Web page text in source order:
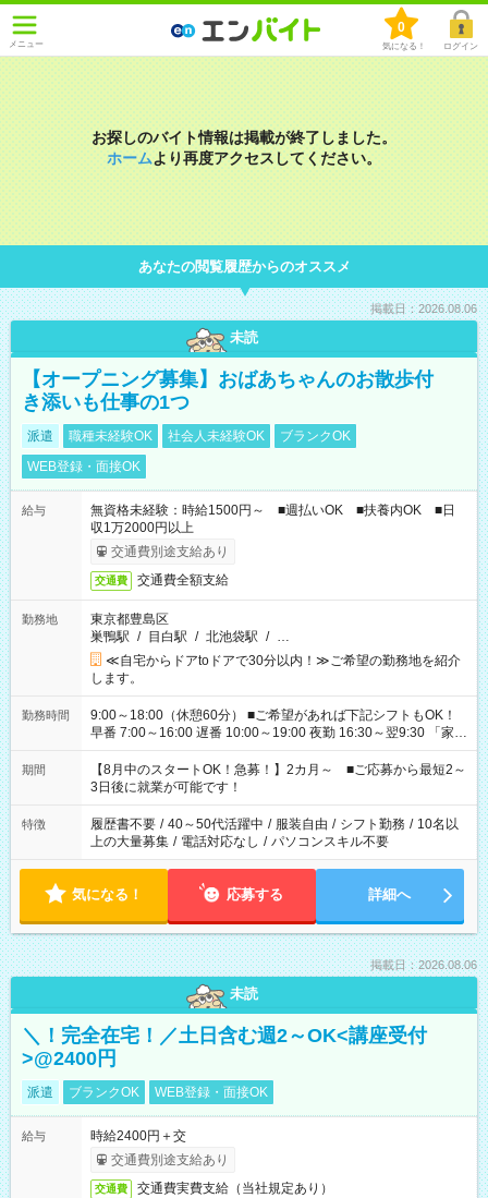
メニュー
0
気になる！ ログイン
お探しのバイト情報は掲載が終了しました。
ホームより再度アクセスしてください。
あなたの閲覧履歴からのオススメ
掲載日：2026.08.06
未読
【オープニング募集】おばあちゃんのお散歩付
き添いも仕事の1つ
派遣 職種未経験OK 社会人未経験OK
ブランクOK
WEB登録・面接OK
給与
無資格未経験：時給1500円～ ■週払いOK ■扶養内OK ■日
収1万2000円以上
交通費別途支給あり
交通費 交通費全額支給
勤務地
東京都豊島区
巣鴨駅 / 目白駅 / 北池袋駅 / …
≪自宅からドアtoドアで30分以内！≫ご希望の勤務地を紹介
します。
勤務時間
9:00～18:00（休憩60分） ■ご希望があれば下記シフトもOK！
早番 7:00～16:00 遅番 10:00～19:00 夜勤 16:30～翌9:30 「家族
と休みを合わせたい」 「余裕を持って夕飯の準備がしたい」
「できれば残業はしたくない」 など、ご希望を教えてください
ね。 ※Wワーク希望の方へ 今ご覧のお仕事で希望する勤務時間
と、もう1つのお仕事の勤務時間。 合計で週40時間を超える場
合は応募できません。
期間
【8月中のスタートOK！急募！】2カ月～ ■ご応募から最短2～
3日後に就業が可能です！
特徴 履歴書不要 / 40～50代活躍中 / 服装自由 / シフト勤務 / 10名以
上の大量募集 / 電話対応なし / パソコンスキル不要
気になる！ 応募する 詳細へ
掲載日：2026.08.06
未読
＼！完全在宅！／土日含む週2～OK<講座受付
>@2400円
派遣 ブランクOK WEB登録・面接OK
給与
時給2400円＋交
交通費別途支給あり
交通費 交通費実費支給（当社規定あり）